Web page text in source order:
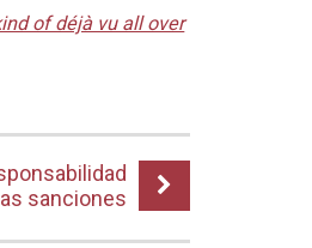
of déjà vu all over
sanciones